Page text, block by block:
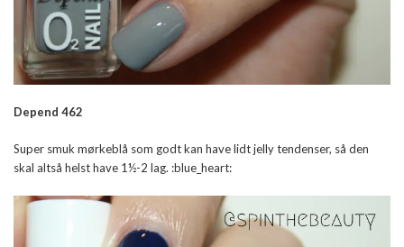
Depend 462
Super smuk mørkeblå som godt kan have lidt jelly tendenser, så den
skal altså helst have 1½-2 lag. :blue_heart: